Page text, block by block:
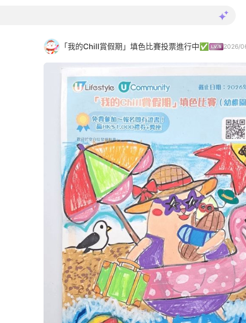
「我的Chill賞假期」填色比賽投票進行中✅ 2026/